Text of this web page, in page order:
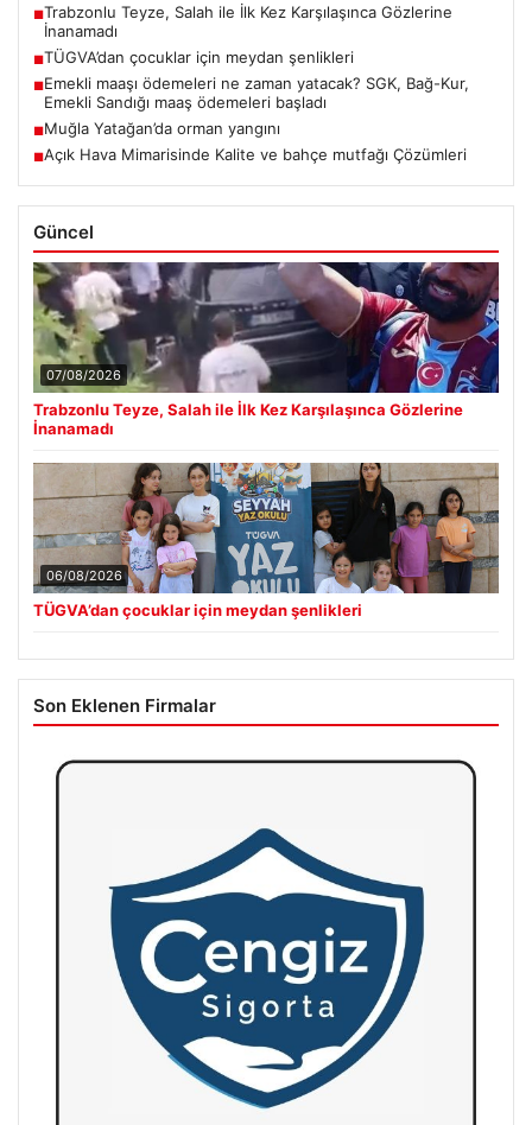
■Trabzonlu Teyze, Salah ile İlk Kez Karşılaşınca Gözlerine
İnanamadı
■TÜGVA’dan çocuklar için meydan şenlikleri
■Emekli maaşı ödemeleri ne zaman yatacak? SGK, Bağ-Kur,
Emekli Sandığı maaş ödemeleri başladı
■Muğla Yatağan’da orman yangını
■Açık Hava Mimarisinde Kalite ve bahçe mutfağı Çözümleri
Güncel
07/08/2026
Trabzonlu Teyze, Salah ile İlk Kez Karşılaşınca Gözlerine
İnanamadı
06/08/2026
TÜGVA’dan çocuklar için meydan şenlikleri
Son Eklenen Firmalar